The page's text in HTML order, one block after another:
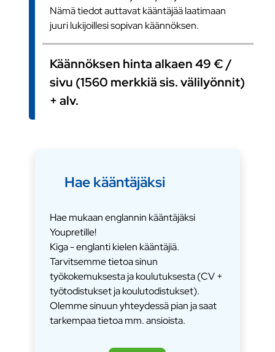
Nämä tiedot auttavat kääntäjää laatimaan
juuri lukijoillesi sopivan käännöksen.
Käännöksen hinta alkaen 49 € /
sivu (1560 merkkiä sis. välilyönnit)
+ alv.
Hae kääntäjäksi
Hae mukaan englannin kääntäjäksi
Youpretille!
Kiga - englanti kielen kääntäjiä.
Tarvitsemme tietoa sinun
työkokemuksesta ja koulutuksesta (CV +
työtodistukset ja koulutodistukset).
Olemme sinuun yhteydessä pian ja saat
tarkempaa tietoa mm. ansioista.